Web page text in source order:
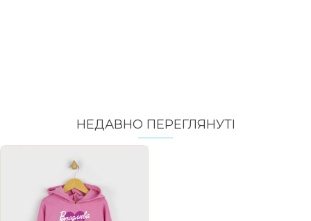
НЕДАВНО ПЕРЕГЛЯНУТI